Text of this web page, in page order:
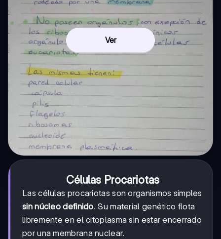
Ver
Células Procariotas
Las células procariotas son organismos simples
sin núcleo definido. Su material genético flota
libremente en el citoplasma sin estar encerrado
por una membrana nuclear.